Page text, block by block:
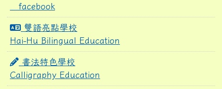
facebook
雙語亮點學校
Hai-Hu Bilingual Education
書法特色學校
Calligraphy Education